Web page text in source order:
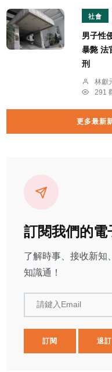
社會
男子性
暴斃 法
刑
林獻
291
更多最新
訂閱我們的電
了解時事、接收新知
知識通！
請鍵入Email
訂閱 退訂